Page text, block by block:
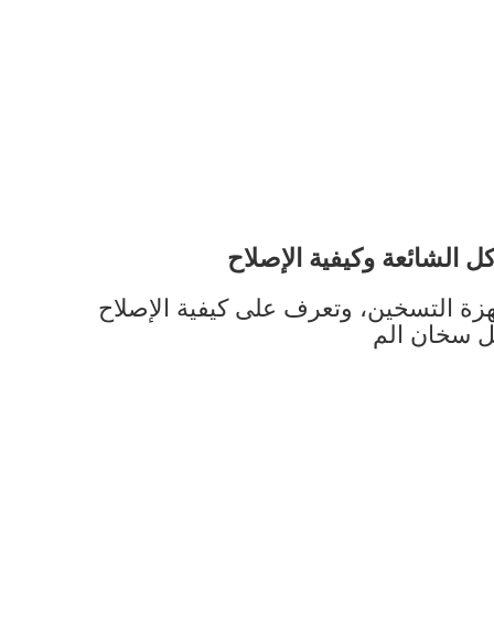
الشائعة وكيفية الإصلاح
وتعرف على كيفية الإصلاح